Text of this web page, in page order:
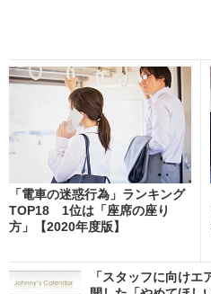
「電車の迷惑行為」ランキング
TOP18 1位は「座席の座り
方」【2020年度版】
「スタッフに向け